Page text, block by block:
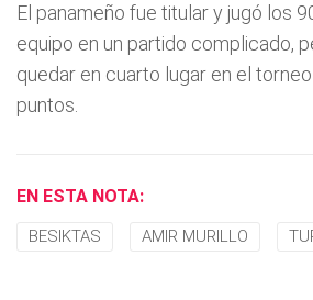
El panameño fue titular y jugó los
equipo en un partido complicado,
quedar en cuarto lugar en el
puntos.
EN ESTA NOTA:
BESIKTAS AMIR MURILLO